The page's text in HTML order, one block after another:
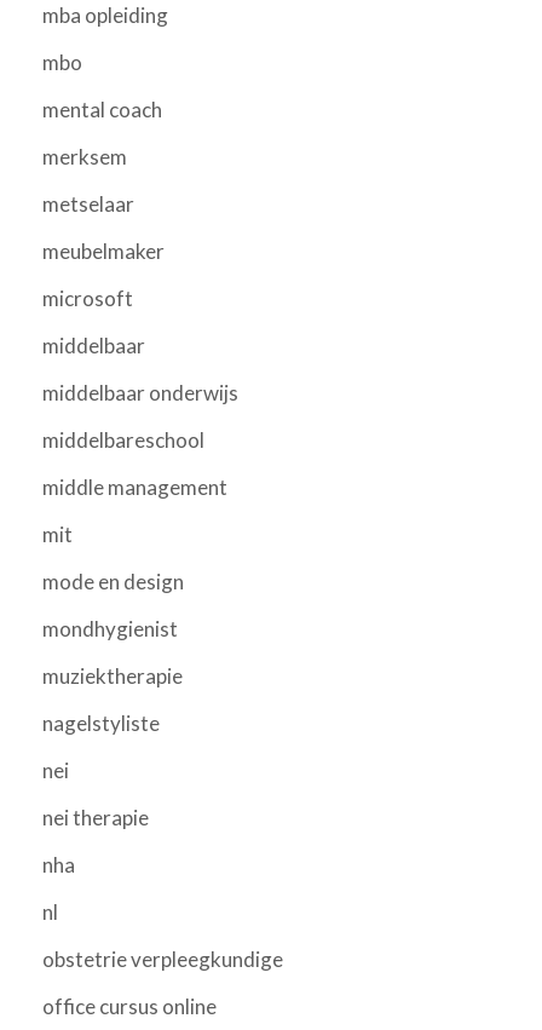
mba opleiding
mbo
mental coach
merksem
metselaar
meubelmaker
microsoft
middelbaar
middelbaar onderwijs
middelbareschool
middle management
mit
mode en design
mondhygienist
muziektherapie
nagelstyliste
nei
nei therapie
nha
nl
obstetrie verpleegkundige
office cursus online